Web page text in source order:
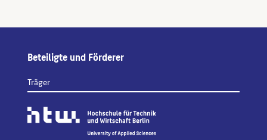
Beteiligte und Förderer
Träger